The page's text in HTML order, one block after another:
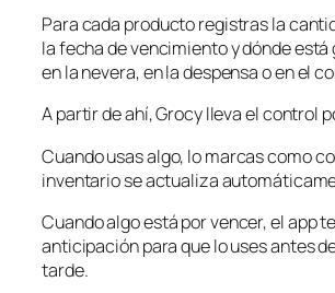
Para cada producto registras la
la fecha de vencimiento y dónde está
en la nevera, en la despensa o en el
A partir de ahí, Grocy lleva el control
Cuando usas algo, lo marcas como
inventario se actualiza
Cuando algo está por vencer, el app
anticipación para que lo uses antes
tarde.